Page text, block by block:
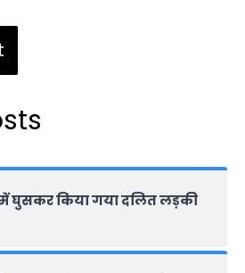
घुसकर किया गया दलित लड़की